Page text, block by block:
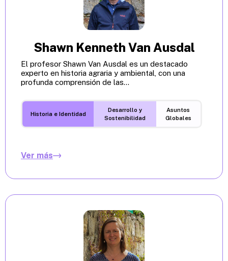
Shawn Kenneth Van Ausdal
El profesor Shawn Van Ausdal es un destacado
experto en historia agraria y ambiental, con una
profunda comprensión de las...
Historia e Identidad
Desarrollo y
Sostenibilidad
Asuntos
Globales
Ver más